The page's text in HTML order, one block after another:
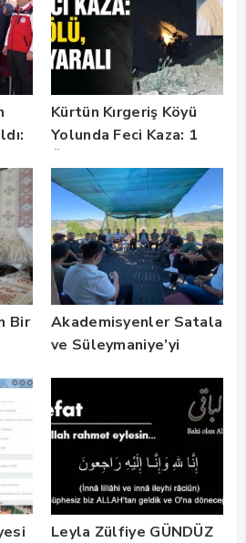
Kürtün Kırgeriş Köyü
Yolunda Feci Kaza: 1
Bir
Akademisyenler Satala
ve Süleymaniye’yi
Leyla Zülfiye GÜNDÜZ